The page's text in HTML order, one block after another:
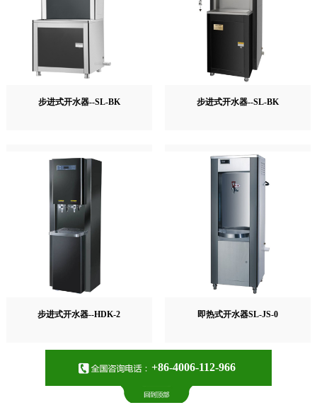
步进式开水器--SL-BK 步进式开水器--SL-BK
步进式开水器--HDK-2 即热式开水器SL-JS-0
+86-4006-112-966